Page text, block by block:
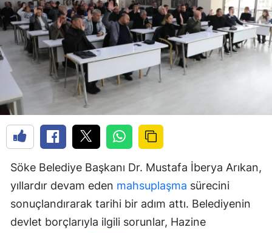
Söke Belediye Başkanı Dr. Mustafa İberya Arıkan,
yıllardır devam eden mahsuplaşma sürecini
sonuçlandırarak tarihi bir adım attı. Belediyenin
devlet borçlarıyla ilgili sorunlar, Hazine